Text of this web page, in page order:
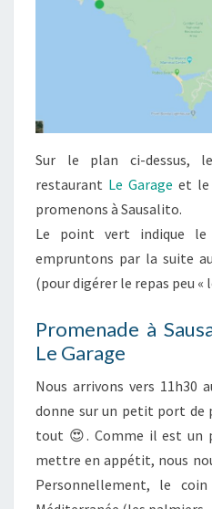
Sur le plan ci-dessus,
restaurant Le Garage et le
promenons à Sausalito.
Le point vert indique
empruntons par la suite
(pour digérer le repas peu «
Promenade à
Le Garage
Nous arrivons vers 11h30
donne sur un petit port de
tout 😍. Comme il est un
mettre en appétit, nous
Personnellement, le